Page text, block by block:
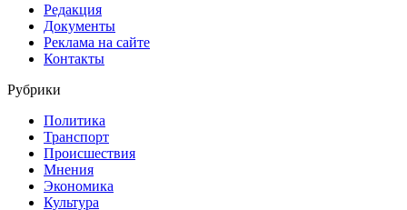
Редакция
Документы
Реклама на сайте
Контакты
Рубрики
Политика
Транспорт
Происшествия
Мнения
Экономика
Культура